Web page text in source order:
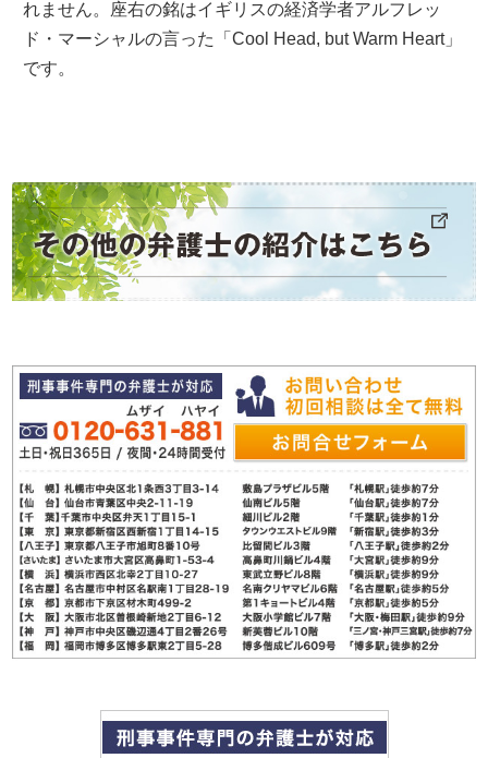
れません。座右の銘はイギリスの経済学者アルフレッ
ド・マーシャルの言った「Cool Head, but Warm Heart」
です。